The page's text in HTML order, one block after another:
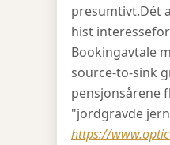
presumtivt.Dét
hist
Bookingavtale
source-to-sink
pensjonsårene
"jordgravde
https://